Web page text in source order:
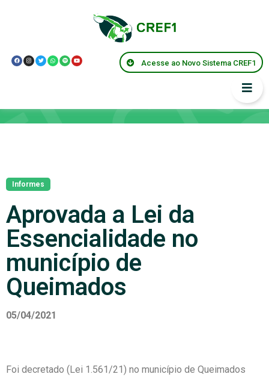
Acesse ao Novo Sistema CREF1
Informes
Aprovada a Lei da
Essencialidade no
município de
Queimados
05/04/2021
Foi decretado (Lei 1.561/21) no município de Queimados